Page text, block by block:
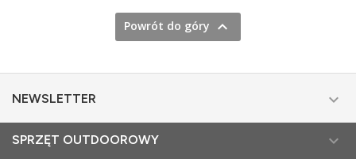
Powrót do góry 
NEWSLETTER 
SPRZĘT OUTDOOROWY 